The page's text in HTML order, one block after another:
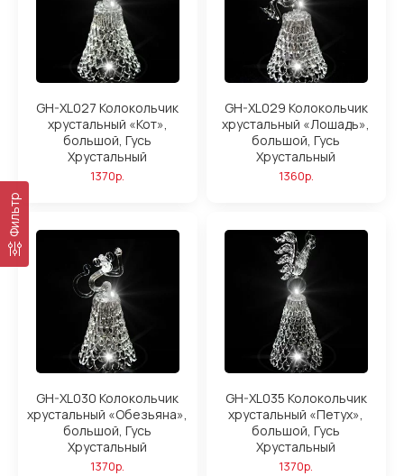
Фильтр
GH-XL027 Колокольчик
хрустальный «Кот»,
большой, Гусь
Хрустальный
1370р.
GH-XL029 Колокольчик
хрустальный «Лошадь»,
большой, Гусь
Хрустальный
1360р.
GH-XL030 Колокольчик
хрустальный «Обезьяна»,
большой, Гусь
Хрустальный
1370р.
GH-XL035 Колокольчик
хрустальный «Петух»,
большой, Гусь
Хрустальный
1370р.